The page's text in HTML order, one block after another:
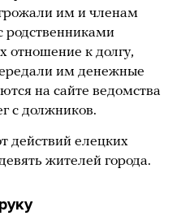
им и членам
родственниками
к долгу,
им денежные
на сайте ведомства
с должников.
действий елецких
жителей города.